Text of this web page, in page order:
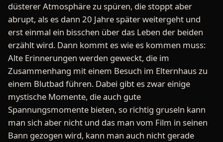
düsterer Atmosphäre zu spüren, die stoppt aber
abrupt, als es dann 20 Jahre später weitergeht und
erst einmal ein bisschen über das Leben der beiden
erzählt wird. Dann kommt es wie es kommen muss:
Alte Erinnerungen werden geweckt, die im
Zusammenhang mit einem Besuch im Elternhaus zu
einem Blutbad führen. Dabei gibt es zwar einige
mystische Momente, die auch gute
Spannungsmomente bieten, so richtig gruseln kann
man sich aber nicht und das man vom Film in seinen
Bann gezogen wird, kann man auch nicht gerade